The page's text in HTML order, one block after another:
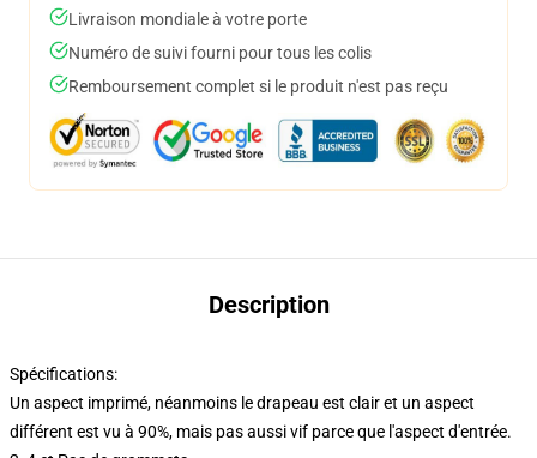
Livraison mondiale à votre porte
Numéro de suivi fourni pour tous les colis
Remboursement complet si le produit n'est pas reçu
Description
Spécifications:
Un aspect imprimé, néanmoins le drapeau est clair et un aspect
différent est vu à 90%, mais pas aussi vif parce que l'aspect d'entrée.